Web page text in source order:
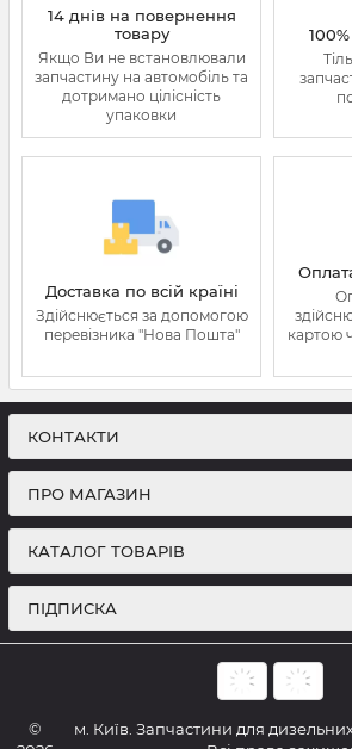
14 днів на повернення
товару
Якщо Ви не встановлювали
запчастину на автомобіль та
дотримано цілісність
упаковки
100%
Доставка по всій країні
Здійснюється за допомогою
перевізника "Нова Пошта"
картою
КОНТАКТИ
ПРО МАГАЗИН
КАТАЛОГ ТОВАРІВ
ПІДПИСКА
©
м. Київ. Запчастини для